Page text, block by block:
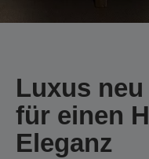
Luxus
für einen
Eleganz